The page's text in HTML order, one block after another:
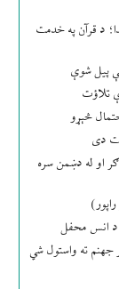
د قرآن په خدمت
پیل شوې
تلاؤت
څېړو
دی
او له دښمن سره
د انس محفل
جهنم ته واستول شي